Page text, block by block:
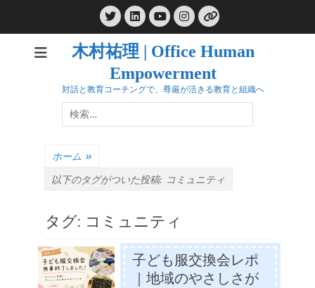
TwitterLinkedIn
YouTube
Instagram
リ
ン
ク
木村祐理 | Office Human
Empowerment
対話と教育コーチングで、尊厳が活きる教育と組織へ
検
索:
ホーム »
以下のタグがついた投稿: コミュニティ
タグ: コミュニティ
子ども服交換会レポ
｜地域のやさしさが